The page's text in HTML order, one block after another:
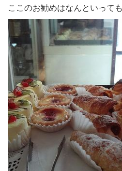
ここのお勧めはなんといって